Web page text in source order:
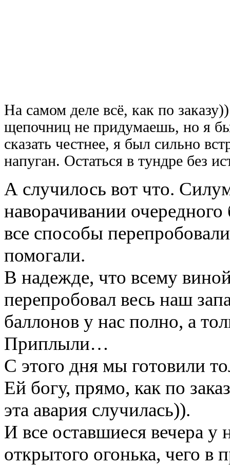
На самом деле всё, как по
щепочниц не придумаешь, но я
сказать честнее, я был сильно
напуган. Остаться в тундре без
А случилось вот что.
наворачивании
все способы
помогали.
В надежде, что всему
перепробовал весь наш
баллонов у нас полно, а
Приплыли…
С этого дня мы готовили
Ей богу, прямо, как по
эта авария случилась)).
И все оставшиеся вечера у
открытого огонька, чего